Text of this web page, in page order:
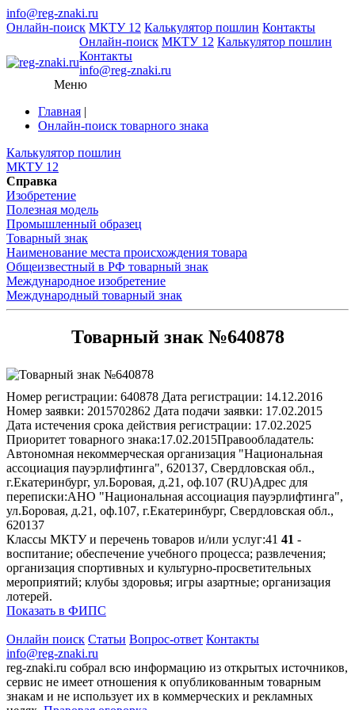
info@reg-znaki.ru
Онлайн-поиск МКТУ 12 Калькулятор пошлин Контакты
Онлайн-поиск МКТУ 12 Калькулятор пошлин
Контакты
info@reg-znaki.ru
Меню
Главная |
Онлайн-поиск товарного знака
Калькулятор пошлин
МКТУ 12
Справка
Изобретение
Полезная модель
Промышленный образец
Товарный знак
Наименование места происхождения товара
Общеизвестный в РФ товарный знак
Международное изобретение
Международный товарный знак
Товарный знак №640878
Номер регистрации: 640878 Дата регистрации: 14.12.2016
Номер заявки: 2015702862 Дата подачи заявки: 17.02.2015
Дата истечения срока действия регистрации: 17.02.2025
Приоритет товарного знака:17.02.2015Правообладатель:
Автономная некоммерческая организация "Национальная
ассоциация пауэрлифтинга", 620137, Свердловская обл.,
г.Екатеринбург, ул.Боровая, д.21, оф.107 (RU)Адрес для
переписки:АНО "Национальная ассоциация пауэрлифтинга",
ул.Боровая, д.21, оф.107, г.Екатеринбург, Свердловская обл.,
620137
Классы МКТУ и перечень товаров и/или услуг:41 41 -
воспитание; обеспечение учебного процесса; развлечения;
организация спортивных и культурно-просветительных
мероприятий; клубы здоровья; игры азартные; организация
лотерей.
Показать в ФИПС
Онлайн поиск Статьи Вопрос-ответ Контакты
info@reg-znaki.ru
reg-znaki.ru собрал всю информацию из открытых источников,
сервис не имеет отношения к опубликованным товарным
знакам и не использует их в коммерческих и рекламных